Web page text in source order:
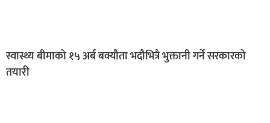
स्वास्थ्य बीमाको १५ अर्ब बक्यौता भदौभित्रै भुक्तानी गर्ने सरकारको
तयारी